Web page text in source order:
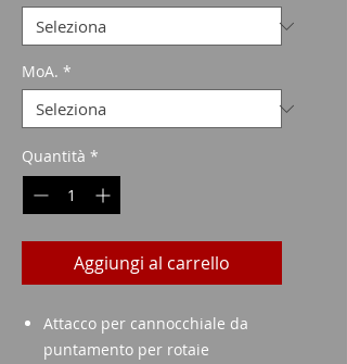
MoA. *
Quantità *
Aggiungi al carrello
Attacco per cannocchiale da
puntamento per rotaie